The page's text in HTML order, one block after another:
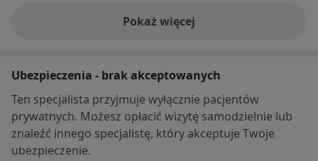
Pokaż więcej
o adresie
Ubezpieczenia - brak akceptowanych
Ten specjalista przyjmuje wyłącznie pacjentów
prywatnych. Możesz opłacić wizytę samodzielnie lub
znaleźć innego specjalistę, który akceptuje Twoje
ubezpieczenie.